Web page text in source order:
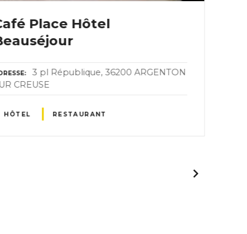
Place Hôtel
3 pl République, 36200 ARGENTON
CREUSE
HÔTEL RESTAURANT